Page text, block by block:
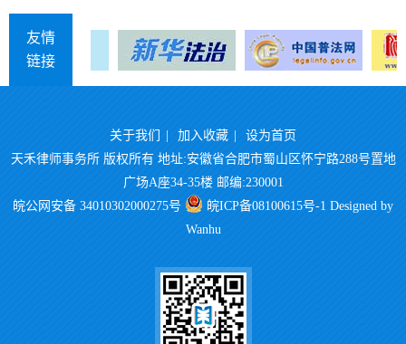
友情
链接
关于我们 | 加入收藏 |
设为首页
天禾律师事务所 版权所有 地址:安徽省合肥市蜀山区怀宁路288号置地
广场A座34-35楼 邮编:230001
皖公网安备 34010302000275号
皖ICP备08100615号-1 Designed by
Wanhu